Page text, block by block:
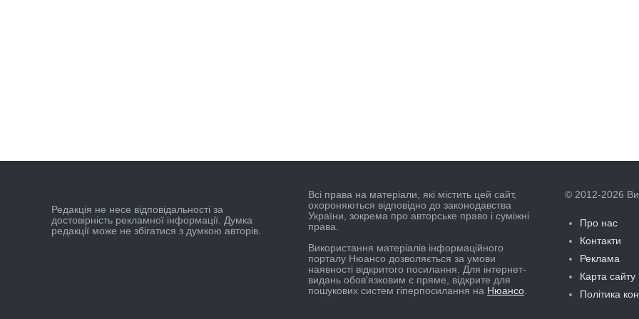
Редакцiя не несе вiдповiдальностi за
достовiрнiсть рекламної iнформацiї. Думка
редакцiї може не збiгатися з думкою авторiв.
Всі права на матеріали, які містить цей сайт,
охороняються відповідно до законодавства
України, зокрема про авторське право і суміжні
права.
Використання матеріалів інформаційного
порталу Нюансо дозволяється за умови
наявності відкритого посилання. Для інтернет-
видань обов'язковим є пряме, відкрите для
пошукових систем гіперпосилання на Нюансо
© 2012-2026
Про нас
Контакти
Реклама
Карта сайту
Політика